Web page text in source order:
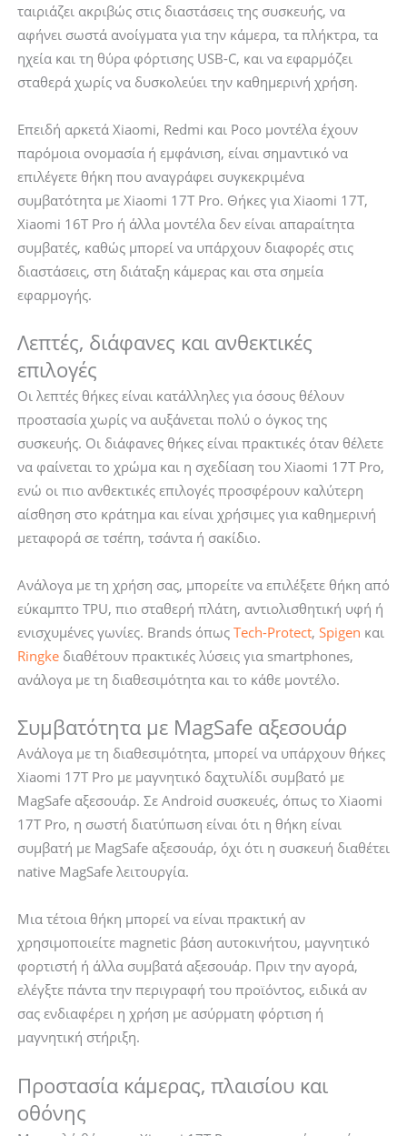
ταιριάζει ακριβώς στις διαστάσεις της συσκευής, να
αφήνει σωστά ανοίγματα για την κάμερα, τα πλήκτρα, τα
ηχεία και τη θύρα φόρτισης USB-C, και να εφαρμόζει
σταθερά χωρίς να δυσκολεύει την καθημερινή χρήση.
Επειδή αρκετά Xiaomi, Redmi και Poco μοντέλα έχουν
παρόμοια ονομασία ή εμφάνιση, είναι σημαντικό να
επιλέγετε θήκη που αναγράφει συγκεκριμένα
συμβατότητα με Xiaomi 17T Pro. Θήκες για Xiaomi 17T,
Xiaomi 16T Pro ή άλλα μοντέλα δεν είναι απαραίτητα
συμβατές, καθώς μπορεί να υπάρχουν διαφορές στις
διαστάσεις, στη διάταξη κάμερας και στα σημεία
εφαρμογής.
Λεπτές, διάφανες και ανθεκτικές
επιλογές
Οι λεπτές θήκες είναι κατάλληλες για όσους θέλουν
προστασία χωρίς να αυξάνεται πολύ ο όγκος της
συσκευής. Οι διάφανες θήκες είναι πρακτικές όταν θέλετε
να φαίνεται το χρώμα και η σχεδίαση του Xiaomi 17T Pro,
ενώ οι πιο ανθεκτικές επιλογές προσφέρουν καλύτερη
αίσθηση στο κράτημα και είναι χρήσιμες για καθημερινή
μεταφορά σε τσέπη, τσάντα ή σακίδιο.
Ανάλογα με τη χρήση σας, μπορείτε να επιλέξετε θήκη από
εύκαμπτο TPU, πιο σταθερή πλάτη, αντιολισθητική υφή ή
ενισχυμένες γωνίες. Brands όπως Tech-Protect, Spigen και
Ringkeδιαθέτουν πρακτικές λύσεις για smartphones,
ανάλογα με τη διαθεσιμότητα και το κάθε μοντέλο.
Συμβατότητα με MagSafe αξεσουάρ
Ανάλογα με τη διαθεσιμότητα, μπορεί να υπάρχουν θήκες
Xiaomi 17T Pro με μαγνητικό δαχτυλίδι συμβατό με
MagSafe αξεσουάρ. Σε Android συσκευές, όπως το Xiaomi
17T Pro, η σωστή διατύπωση είναι ότι η θήκη είναι
συμβατή με MagSafe αξεσουάρ, όχι ότι η συσκευή διαθέτει
native MagSafe λειτουργία.
Μια τέτοια θήκη μπορεί να είναι πρακτική αν
χρησιμοποιείτε magnetic βάση αυτοκινήτου, μαγνητικό
φορτιστή ή άλλα συμβατά αξεσουάρ. Πριν την αγορά,
ελέγξτε πάντα την περιγραφή του προϊόντος, ειδικά αν
σας ενδιαφέρει η χρήση με ασύρματη φόρτιση ή
μαγνητική στήριξη.
Προστασία κάμερας, πλαισίου και
οθόνης